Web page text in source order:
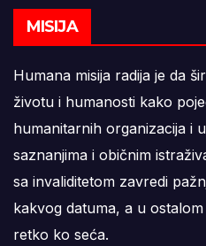
MISIJA
Humana misija radija je da
životu i humanosti kako
humanitarnih organizacija i
saznanjima i običnim
sa invaliditetom zavredi
kakvog datuma, a u
retko ko seća.